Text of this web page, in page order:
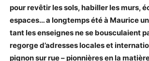
pour revêtir les sols, habiller les murs,
espaces… a longtemps été à Maurice
tant les enseignes ne se bousculaient
regorge d’adresses locales et
pignon sur rue – pionnières en la